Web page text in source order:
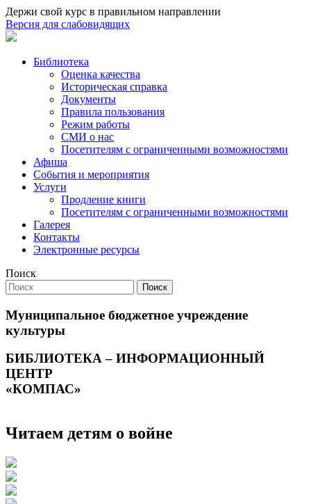
Держи свой курс в правильном направлении
Версия для слабовидящих
Библиотека
Оценка качества
Историческая справка
Документы
Правила пользования
Режим работы
СМИ о нас
Посетителям с ограниченными возможностями
Афиша
События и мероприятия
Услуги
Продление книги
Посетителям с ограниченными возможностями
Галерея
Контакты
Электронные ресурсы
Поиск
Поиск
Муниципальное бюджетное учреждение
культуры
БИБЛИОТЕКА – ИНФОРМАЦИОННЫЙ
ЦЕНТР
«КОМПАС»
Читаем детям о войне